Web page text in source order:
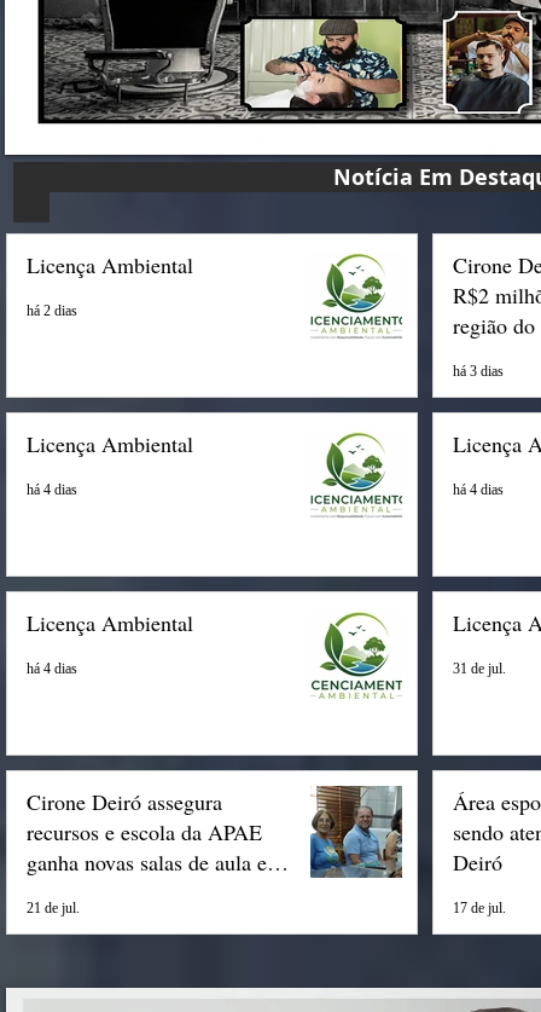
Notícia Em
Licença Ambiental
há 2 dias
Cirone
R$2
região do
há 3 dias
Licença Ambiental
há 4 dias
Licença
há 4 dias
Licença Ambiental
há 4 dias
Licença
31 de jul.
Cirone Deiró assegura
recursos e escola da APAE
ganha novas salas de aula em
21 de jul.
Área
sendo
Deiró
17 de jul.